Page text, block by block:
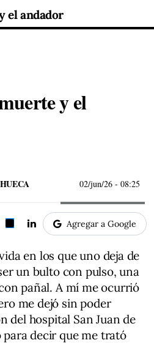
el andador
y el
02/jun/26 - 08:25
Agregar a Google
en los que uno deja de
un bulto con pulso, una
pañal. A mí me ocurrió
me dejó sin poder
del hospital San Juan de
decir que me trató